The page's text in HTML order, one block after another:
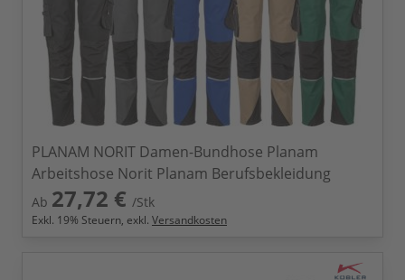
PLANAM NORIT Damen-Bundhose Planam
Arbeitshose Norit Planam Berufsbekleidung
Ab 27,72 € /Stk
Exkl. 19% Steuern, exkl. Versandkosten